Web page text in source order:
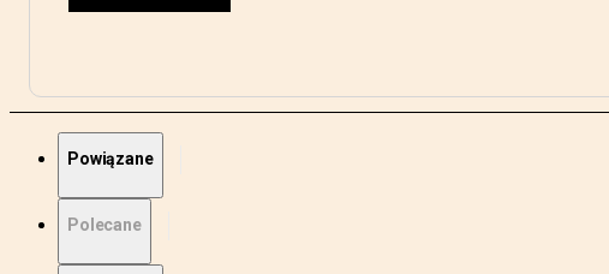
Powiązane
Polecane